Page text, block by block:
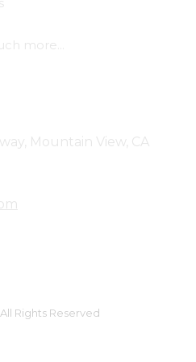
more...
Mountain View, CA
Rights Reserved